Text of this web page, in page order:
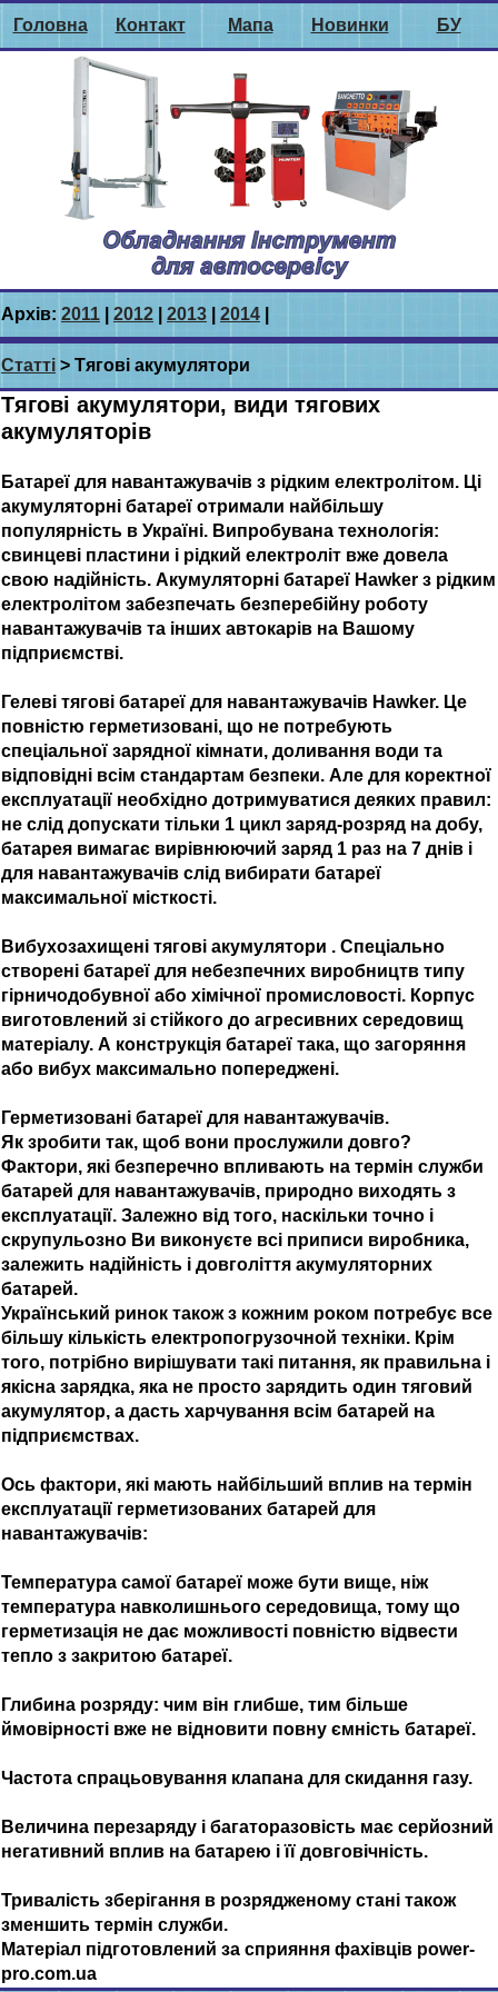
Головна Контакт Мапа Новинки БУ
Архів: 2011 2012 2013 2014
Статті > Тягові акумулятори
Тягові акумулятори, види тягових
акумуляторів
Батареї для навантажувачів з рідким електролітом. Ці
акумуляторні батареї отримали найбільшу
популярність в Україні. Випробувана технологія:
свинцеві пластини і рідкий електроліт вже довела
свою надійність. Акумуляторні батареї Hawker з рідким
електролітом забезпечать безперебійну роботу
навантажувачів та інших автокарів на Вашому
підприємстві.
Гелеві тягові батареї для навантажувачів Hawker. Це
повністю герметизовані, що не потребують
спеціальної зарядної кімнати, доливання води та
відповідні всім стандартам безпеки. Але для коректної
експлуатації необхідно дотримуватися деяких правил:
не слід допускати тільки 1 цикл заряд-розряд на добу,
батарея вимагає вирівнюючий заряд 1 раз на 7 днів і
для навантажувачів слід вибирати батареї
максимальної місткості.
Вибухозахищені тягові акумулятори . Спеціально
створені батареї для небезпечних виробництв типу
гірничодобувної або хімічної промисловості. Корпус
виготовлений зі стійкого до агресивних середовищ
матеріалу. А конструкція батареї така, що загоряння
або вибух максимально попереджені.
Герметизовані батареї для навантажувачів.
Як зробити так, щоб вони прослужили довго?
Фактори, які безперечно впливають на термін служби
батарей для навантажувачів, природно виходять з
експлуатації. Залежно від того, наскільки точно і
скрупульозно Ви виконуєте всі приписи виробника,
залежить надійність і довголіття акумуляторних
батарей.
Український ринок також з кожним роком потребує все
більшу кількість електропогрузочной техніки. Крім
того, потрібно вирішувати такі питання, як правильна і
якісна зарядка, яка не просто зарядить один тяговий
акумулятор, а дасть харчування всім батарей на
підприємствах.
Ось фактори, які мають найбільший вплив на термін
експлуатації герметизованих батарей для
навантажувачів:
Температура самої батареї може бути вище, ніж
температура навколишнього середовища, тому що
герметизація не дає можливості повністю відвести
тепло з закритою батареї.
Глибина розряду: чим він глибше, тим більше
ймовірності вже не відновити повну ємність батареї.
Частота спрацьовування клапана для скидання газу.
Величина перезаряду і багаторазовість має серйозний
негативний вплив на батарею і її довговічність.
Тривалість зберігання в розрядженому стані також
зменшить термін служби.
Матеріал підготовлений за сприяння фахівців power-
pro.com.ua